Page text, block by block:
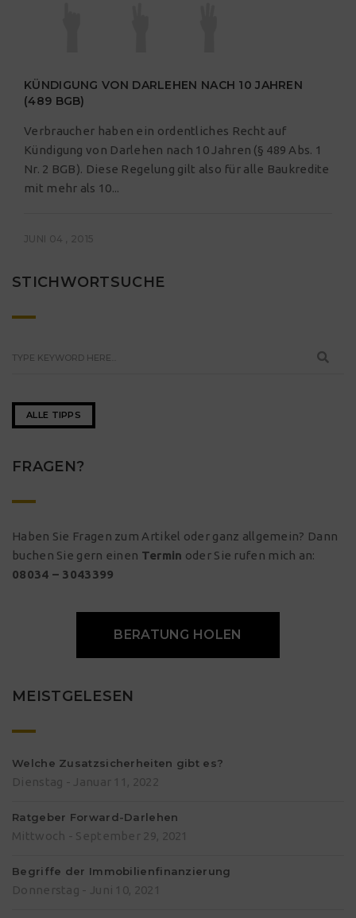
KÜNDIGUNG VON DARLEHEN NACH 10 JAHREN
(489 BGB)
Verbraucher haben ein ordentliches Recht auf
Kündigung von Darlehen nach 10 Jahren (§ 489 Abs. 1
Nr. 2 BGB). Diese Regelung gilt also für alle Baukredite
mit mehr als 10...
JUNI 04 , 2015
STICHWORTSUCHE
ALLE TIPPS
FRAGEN?
Haben Sie Fragen zum Artikel oder ganz allgemein? Dann
buchen Sie gern einen Termin oder Sie rufen mich an:
08034 – 3043399
BERATUNG HOLEN
MEISTGELESEN
Welche Zusatzsicherheiten gibt es?
Dienstag - Januar 11, 2022
Ratgeber Forward-Darlehen
Mittwoch - September 29, 2021
Begriffe der Immobilienfinanzierung
Donnerstag - Juni 10, 2021